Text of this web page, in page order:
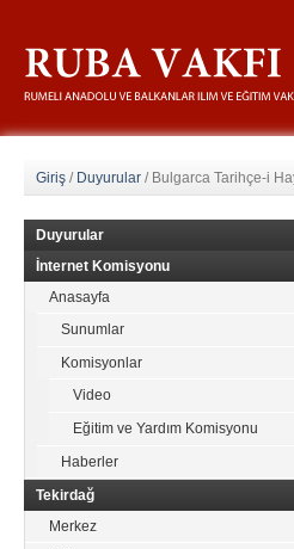
Giriş / Duyurular / Bulgarca Tarihçe-i
Duyurular
İnternet Komisyonu
Anasayfa
Sunumlar
Komisyonlar
Video
Eğitim ve Yardım Komisyonu
Haberler
Tekirdağ
Merkez